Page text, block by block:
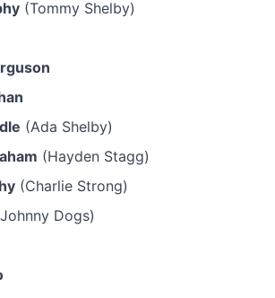
(Tommy Shelby)
(Ada Shelby)
(Hayden Stagg)
(Charlie Strong)
Dogs)